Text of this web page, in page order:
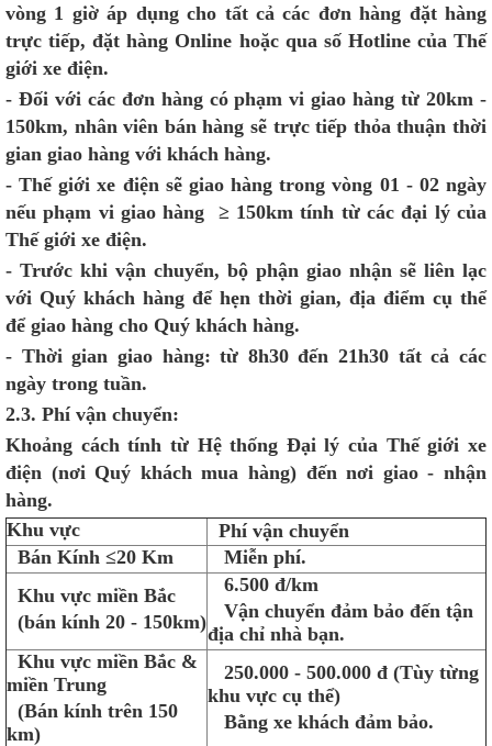
vòng 1 giờ áp dụng cho tất cả các đơn hàng đặt hàng
trực tiếp, đặt hàng Online hoặc qua số Hotline của Thế
giới xe điện.
- Đối với các đơn hàng có phạm vi giao hàng từ 20km -
150km, nhân viên bán hàng sẽ trực tiếp thỏa thuận thời
gian giao hàng với khách hàng.
- Thế giới xe điện sẽ giao hàng trong vòng 01 - 02 ngày
nếu phạm vi giao hàng ≥ 150km tính từ các đại lý của
Thế giới xe điện.
- Trước khi vận chuyển, bộ phận giao nhận sẽ liên lạc
với Quý khách hàng để hẹn thời gian, địa điểm cụ thể
để giao hàng cho Quý khách hàng.
- Thời gian giao hàng: từ 8h30 đến 21h30 tất cả các
ngày trong tuần.
2.3. Phí vận chuyển:
Khoảng cách tính từ Hệ thống Đại lý của Thế giới xe
điện (nơi Quý khách mua hàng) đến nơi giao - nhận
hàng.
Khu vực
Phí vận chuyển
Bán Kính ≤20 Km
Miễn phí.
Khu vực miền Bắc
(bán kính 20 - 150km)
6.500 đ/km
Vận chuyển đảm bảo đến tận
địa chỉ nhà bạn.
Khu vực miền Bắc &
miền Trung
(Bán kính trên 150
km)
250.000 - 500.000 đ (Tùy từng
khu vực cụ thể)
Bằng xe khách đảm bảo.